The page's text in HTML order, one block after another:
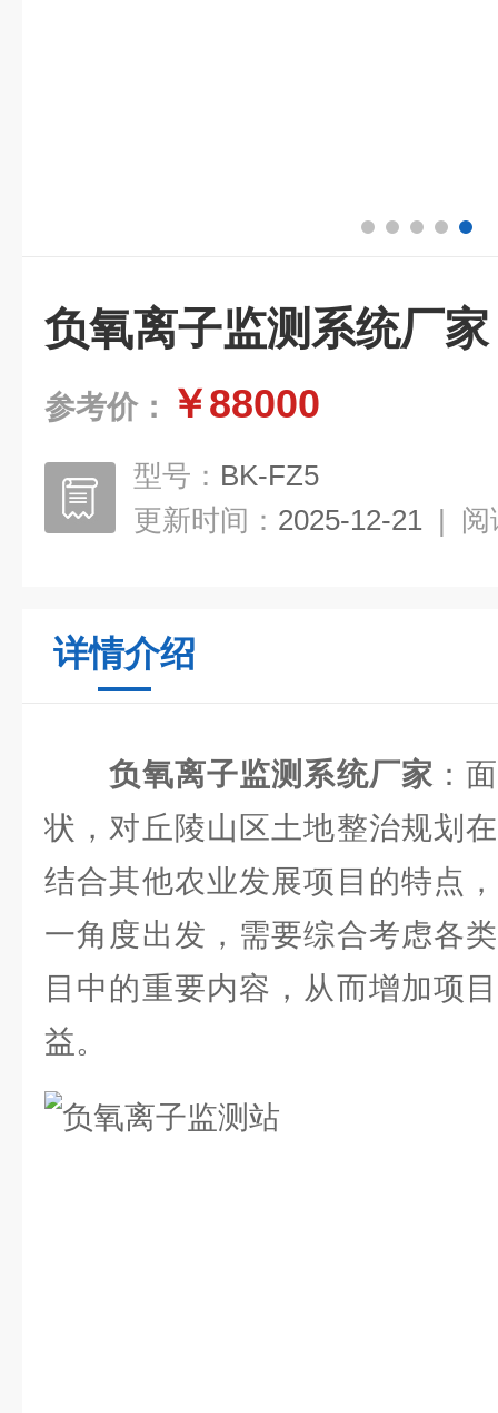
负氧离子监测系统厂家
参考价： ￥88000
型号： BK-FZ5
更新时间： 2025-12-21 | 阅
详情介绍
负氧离子监测系统厂家 ：
状，对丘陵山区土地整治规划
结合其他农业发展项目的特点
一角度出发，需要综合考虑各
目中的重要内容，从而增加项
益。